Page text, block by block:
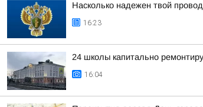
Насколько надежен твой
16:23
24 школы капитально
16:04